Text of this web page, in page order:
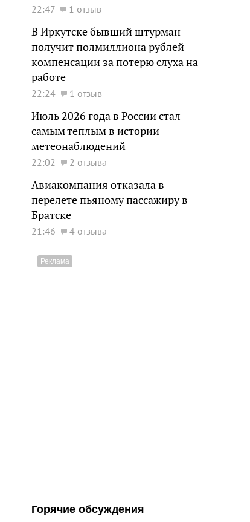
22:47 1 отзыв
В Иркутске бывший штурман
получит полмиллиона рублей
компенсации за потерю слуха на
работе
22:24 1 отзыв
Июль 2026 года в России стал
самым теплым в истории
метеонаблюдений
22:02 2 отзыва
Авиакомпания отказала в
перелете пьяному пассажиру в
Братске
21:46 4 отзыва
Горячие обсуждения